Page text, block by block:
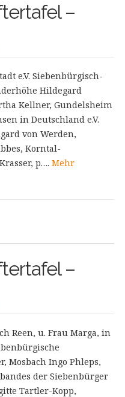
–
e.V. Siebenbürgisch-
Hildegard
Kellner, Gundelsheim
in Deutschland e.V.
von Werden,
Korntal-
p…. Mehr
–
Reen, u. Frau Marga, in
Mosbach Ingo Phleps,
der Siebenbürger
Tartler-Kopp,